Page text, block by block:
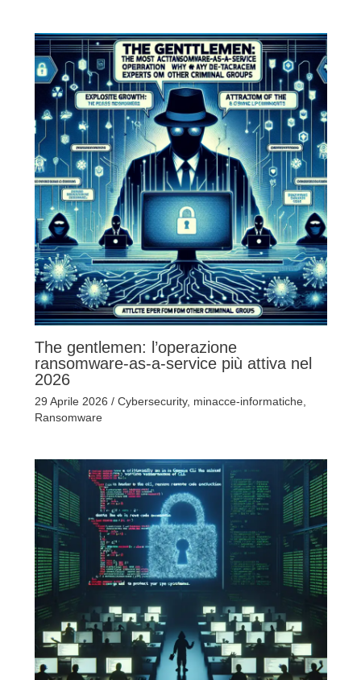
The gentlemen: l’operazione
ransomware-as-a-service più attiva nel
2026
29 Aprile 2026 / Cybersecurity, minacce-informatiche,
Ransomware